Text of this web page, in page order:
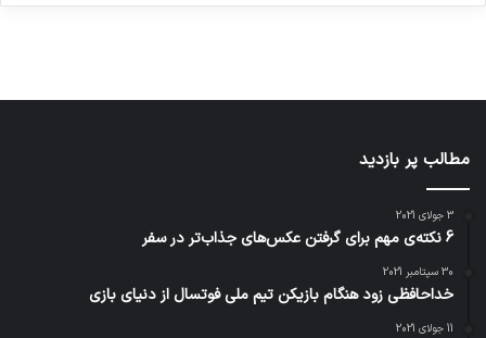
مطالب پر بازدید
3 جولای 2021
6 نکته‌ی مهم برای گرفتن عکس‌های جذاب‌تر در سفر
30 سپتامبر 2021
خداحافظی زود هنگام بازیکن تیم ملی فوتسال از دنیای بازی
11 جولای 2021